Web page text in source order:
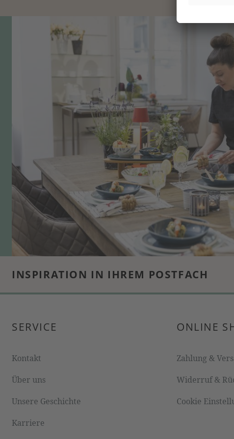
INSPIRATION IN IHREM POSTFACH
SERVICE
Kontakt
Über uns
Unsere Geschichte
Karriere
ONLINE
Zahlung &
Widerruf &
Cookie